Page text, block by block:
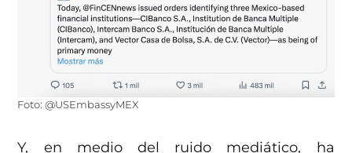
Foto: @USEmbassyMEX
Y, en medio del ruido mediático, ha